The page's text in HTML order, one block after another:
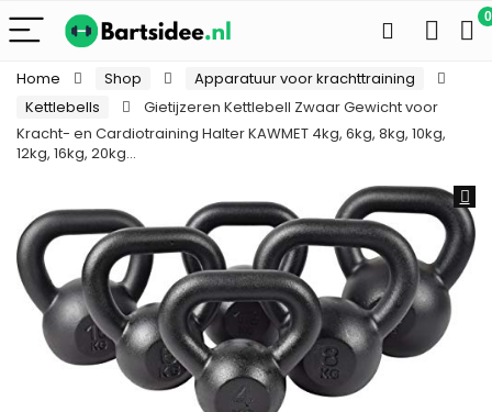
0
Home Shop
Apparatuur voor krachttraining
Kettlebells
Gietijzeren Kettlebell Zwaar Gewicht voor
Kracht- en Cardiotraining Halter KAWMET 4kg, 6kg, 8kg, 10kg,
12kg, 16kg, 20kg…